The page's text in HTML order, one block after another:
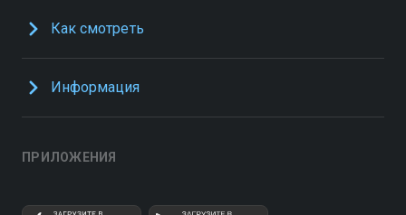
Как смотреть
Информация
ПРИЛОЖЕНИЯ